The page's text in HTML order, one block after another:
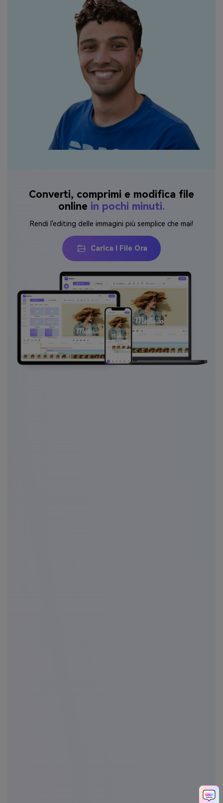
Converti, comprimi e modifica file
online in pochi minuti.
Rendi l'editing delle immagini più semplice che mai!
Carica I File Ora